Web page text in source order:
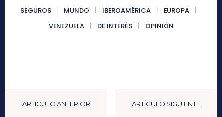
SEGUROS MUNDO IBEROAMÉRICA
EUROPA
VENEZUELA
DE INTERÉS OPINIÓN
ARTÍCULO ANTERIOR ARTÍCULO SIGUIENTE